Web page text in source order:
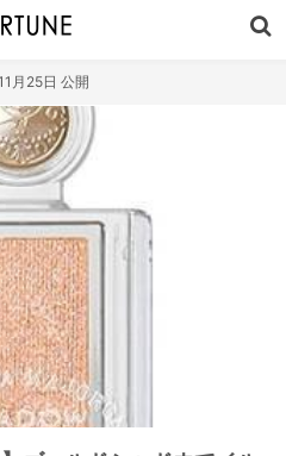
月25日 公開